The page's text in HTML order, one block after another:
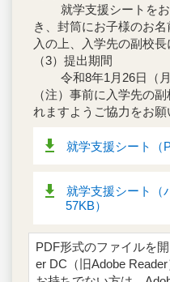
就学支援シートをお
き、封筒にお子様のお
入の上、入学先の副校長
（3）提出期間
令和8年1月26日（月
（注）事前に入学先の
れますようご協力をお願
就学支援シート（
就学支援シート（
57KB）
PDF形式のファイルを
er DC（旧Adobe Reader